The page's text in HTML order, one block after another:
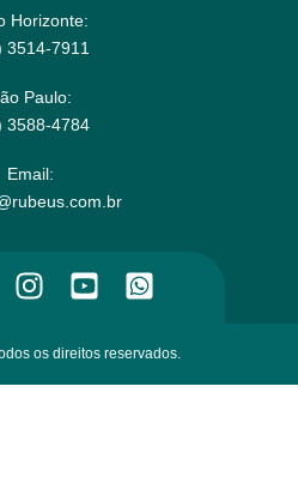
Horizonte:
3514-7911​
Paulo:
3588-4784​
Email:​
os direitos reservados.